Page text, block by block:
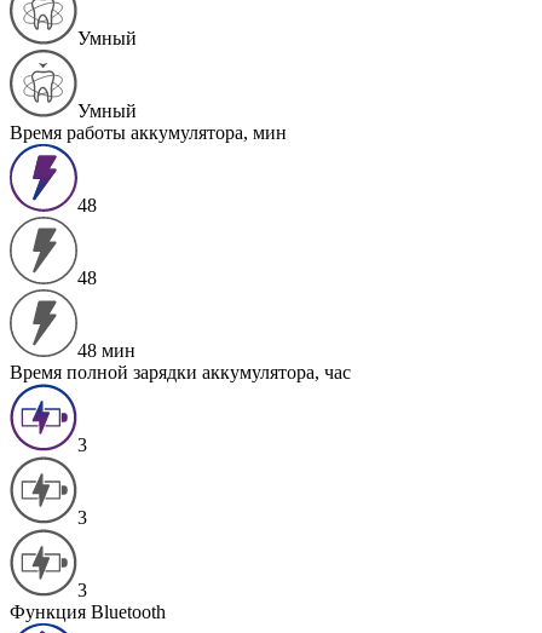
Умный
Умный
Время работы аккумулятора, мин
48
48
48 мин
Время полной зарядки аккумулятора, час
3
3
3
Функция Bluetooth